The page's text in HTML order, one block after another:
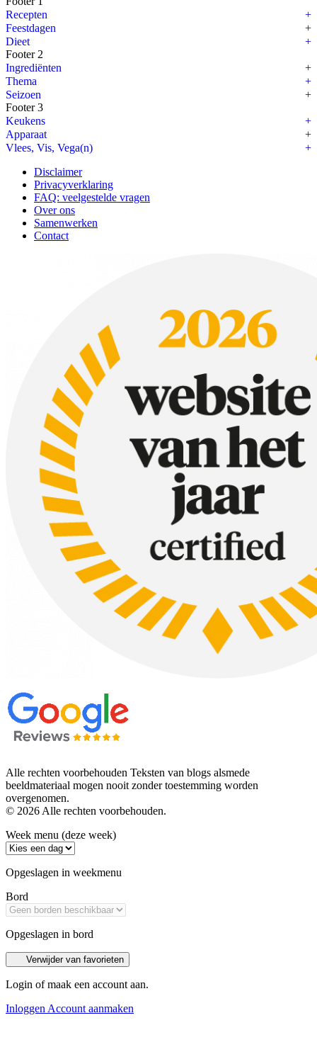
Recepten
Feestdagen
Dieet
Footer 2
Ingrediënten
Thema
Seizoen
Footer 3
Keukens
Apparaat
Vlees, Vis, Vega(n)
Disclaimer
Privacyverklaring
FAQ: veelgestelde vragen
Over ons
Samenwerken
Contact
Alle rechten voorbehouden Teksten van blogs alsmede
beeldmateriaal mogen nooit zonder toestemming worden
overgenomen.
© 2026 Alle rechten voorbehouden.
Week menu (deze week)
Opgeslagen in weekmenu
Bord
Opgeslagen in bord
Verwijder van favorieten
Login of maak een account aan.
Inloggen Account aanmaken